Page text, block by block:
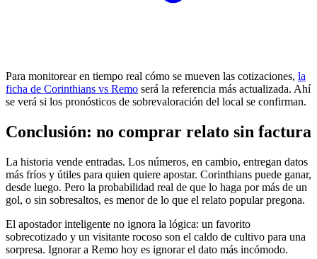
Para monitorear en tiempo real cómo se mueven las cotizaciones, la
ficha de Corinthians vs Remo será la referencia más actualizada. Ahí
se verá si los pronósticos de sobrevaloración del local se confirman.
Conclusión: no comprar relato sin factura
La historia vende entradas. Los números, en cambio, entregan datos
más fríos y útiles para quien quiere apostar. Corinthians puede ganar,
desde luego. Pero la probabilidad real de que lo haga por más de un
gol, o sin sobresaltos, es menor de lo que el relato popular pregona.
El apostador inteligente no ignora la lógica: un favorito
sobrecotizado y un visitante rocoso son el caldo de cultivo para una
sorpresa. Ignorar a Remo hoy es ignorar el dato más incómodo.